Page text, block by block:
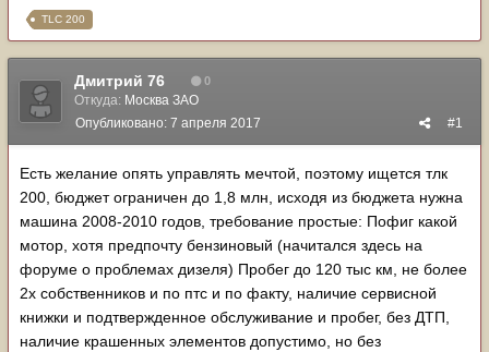
TLC 200
Дмитрий 76 0
Откуда: Москва ЗАО
#1
Опубликовано: 7 апреля 2017
Есть желание опять управлять мечтой, поэтому ищется тлк
200, бюджет ограничен до 1,8 млн, исходя из бюджета нужна
машина 2008-2010 годов, требование простые: Пофиг какой
мотор, хотя предпочту бензиновый (начитался здесь на
форуме о проблемах дизеля) Пробег до 120 тыс км, не более
2х собственников и по птс и по факту, наличие сервисной
книжки и подтвержденное обслуживание и пробег, без ДТП,
наличие крашенных элементов допустимо, но без